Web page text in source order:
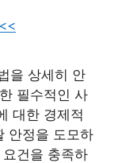
을 상세히 안
필수적인 사
대한 경제적
안정을 도모하
건을 충족하